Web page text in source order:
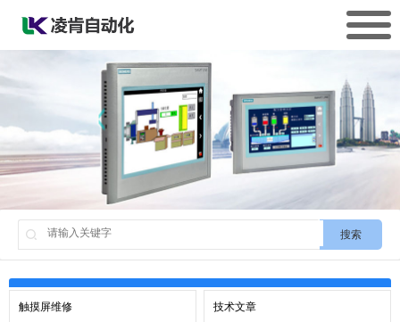
搜索
触摸屏维修 技术文章